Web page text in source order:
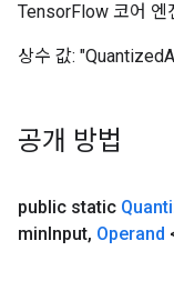
TensorFlow 코어 엔
상수 값:
공개 방법
public static
minInput, Operand